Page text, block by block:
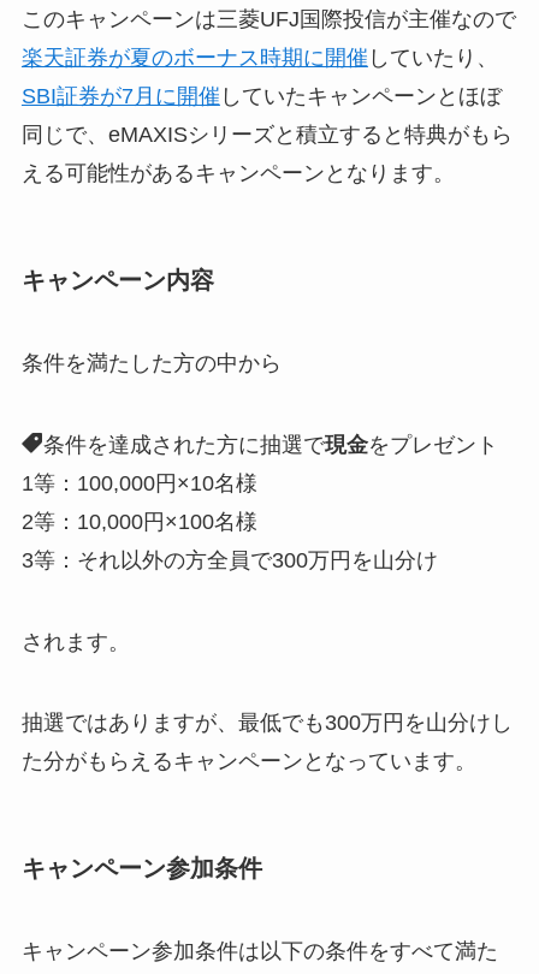
このキャンペーンは三菱UFJ国際投信が主催なので
楽天証券が夏のボーナス時期に開催 していたり、
SBI証券が7月に開催 していたキャンペーンとほぼ
同じで、eMAXISシリーズと積立すると特典がもら
える可能性があるキャンペーンとなります。
キャンペーン内容
条件を満たした方の中から
条件を達成された方に抽選で現金をプレゼント
1等：100,000円×10名様
2等：10,000円×100名様
3等：それ以外の方全員で300万円を山分け
されます。
抽選ではありますが、最低でも300万円を山分けし
た分がもらえるキャンペーンとなっています。
キャンペーン参加条件
キャンペーン参加条件は以下の条件をすべて満た